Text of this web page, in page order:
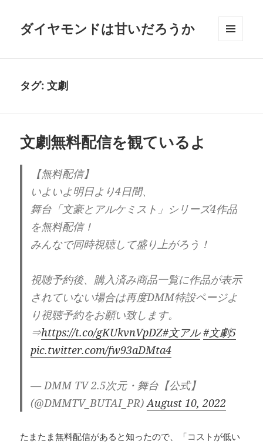
ダイヤモンドは甘いだろうか
タグ:文劇
文劇無料配信を観ているよ
【無料配信】
いよいよ明日より4日間、
舞台「文豪とアルケミスト」シリーズ4作品
を無料配信！
みんなで同時視聴して盛り上がろう！
視聴予約後、購入済み商品一覧に作品が表示
されていない場合は再度DMM特設ページよ
り視聴予約をお願い致します。
⇒https://t.co/gKUkvnVpDZ#文アル #文劇5
pic.twitter.com/fw93aDMta4
— DMM TV 2.5次元・舞台【公式】
(@DMMTV_BUTAI_PR)August 10, 2022
たまたま無料配信があると知ったので、「コストが低い